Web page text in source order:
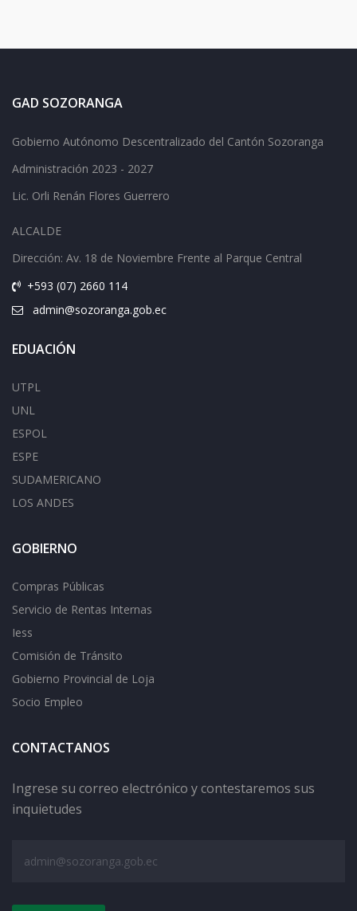
GAD SOZORANGA
Gobierno Autónomo Descentralizado del Cantón Sozoranga
Administración 2023 - 2027
Lic. Orli Renán Flores Guerrero
ALCALDE
Dirección: Av. 18 de Noviembre Frente al Parque Central
+593 (07) 2660 114
admin@sozoranga.gob.ec
EDUACIÓN
UTPL
UNL
ESPOL
ESPE
SUDAMERICANO
LOS ANDES
GOBIERNO
Compras Públicas
Servicio de Rentas Internas
Iess
Comisión de Tránsito
Gobierno Provincial de Loja
Socio Empleo
CONTACTANOS
Ingrese su correo electrónico y contestaremos sus
inquietudes